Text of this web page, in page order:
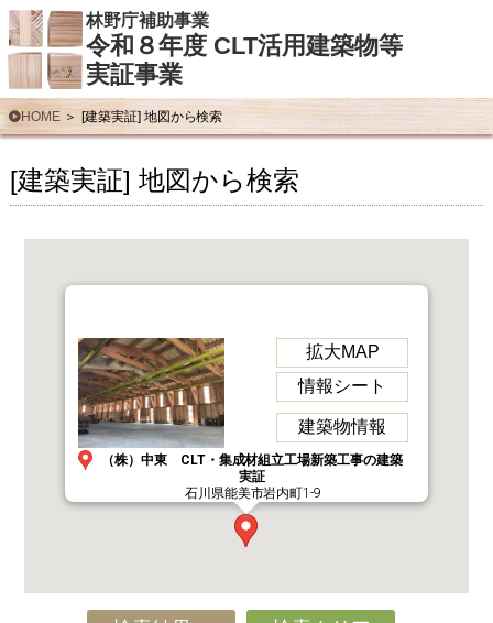
林野庁補助事業
令和８年度 CLT活用建築物等
実証事業
HOME [建築実証] 地図から検索
[建築実証] 地図から検索
拡大MAP
情報シート
建築物情報
（株）中東 CLT・集成材組立工場新築工事の建築
実証
石川県能美市岩内町1-9